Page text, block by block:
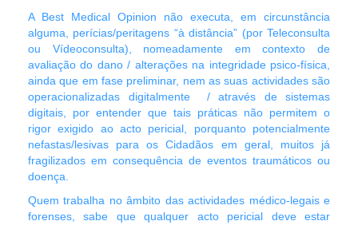
A Best Medical Opinion não executa, em circunstância
alguma, perícias/peritagens “à distância” (por Teleconsulta
ou Vídeoconsulta), nomeadamente em contexto de
avaliação do dano / alterações na integridade psico-física,
ainda que em fase preliminar, nem as suas actividades são
operacionalizadas digitalmente / através de sistemas
digitais, por entender que tais práticas não permitem o
rigor exigido ao acto pericial, porquanto potencialmente
nefastas/lesivas para os Cidadãos em geral, muitos já
fragilizados em consequência de eventos traumáticos ou
doença
Quem trabalha no âmbito das actividades médico-legais e
forenses, sabe que qualquer acto pericial deve estar